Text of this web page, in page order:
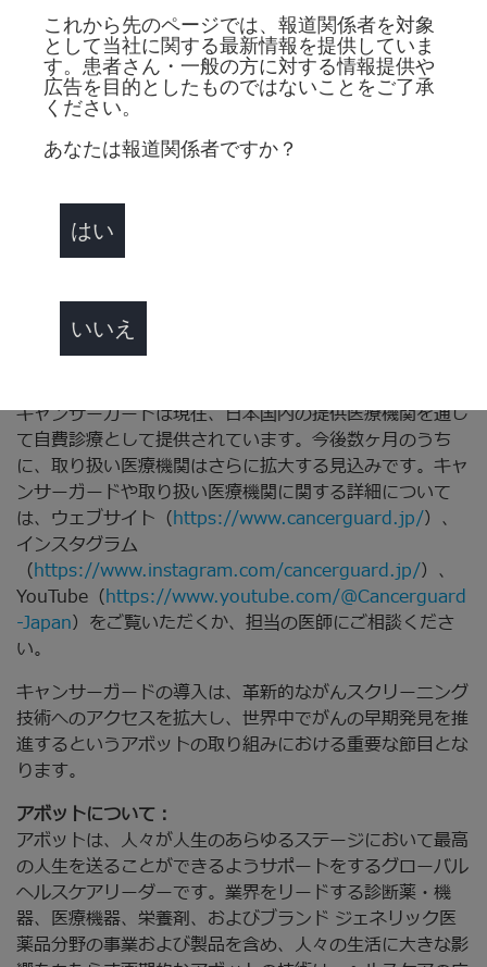
設は、米国病理医協会（CAP）の認定及び米国臨床検査室
改善法の認定規制（CLIA）に基づく認証を取得している
検査機関です。陽性結果を受けた受検者に対しては、アボ
ットがケアナビゲーションを提供し、検査結果の理解や、
医療従事者と相談しながら適切な次のステップへ進むため
の支援を行います。
情報を提供することを目的としたLDT（Laboratory
Developed Test、自家調製試薬による検体検査）です。
し、50種類以上のがん種及びサブタイプにわたるがん関
連シグナルを特定します。本検査は診断を代替するもので
キャンサーガードは現在、日本国内の提供医療機関を通じ
て自費診療として提供されています。今後数ヶ月のうち
に、取り扱い医療機関はさらに拡大する見込みです。キャ
ンサーガードや取り扱い医療機関に関する詳細について
は、ウェブサイト（https://www.cancerguard.jp/）、
インスタグラム
（https://www.instagram.com/cancerguard.jp/）、
YouTube（https://www.youtube.com/@Cancerguard
-Japan）をご覧いただくか、担当の医師にご相談くださ
い。
キャンサーガードの導入は、革新的ながんスクリーニング
技術へのアクセスを拡大し、世界中でがんの早期発見を推
進するというアボットの取り組みにおける重要な節目とな
ります。
アボットについて：
アボットは、人々が人生のあらゆるステージにおいて最高
の人生を送ることができるようサポートをするグローバル
ヘルスケアリーダーです。業界をリードする診断薬・機
器、医療機器、栄養剤、およびブランド ジェネリック医
薬品分野の事業および製品を含め、人々の生活に大きな影
これから先のページでは、報道関係者を対象
として当社に関する最新情報を提供していま
す。患者さん・一般の方に対する情報提供や
広告を目的としたものではないことをご了承
ください。
あなたは報道関係者ですか？
はい
いいえ